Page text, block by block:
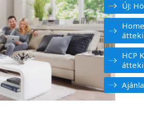
ÚJ:
HCP